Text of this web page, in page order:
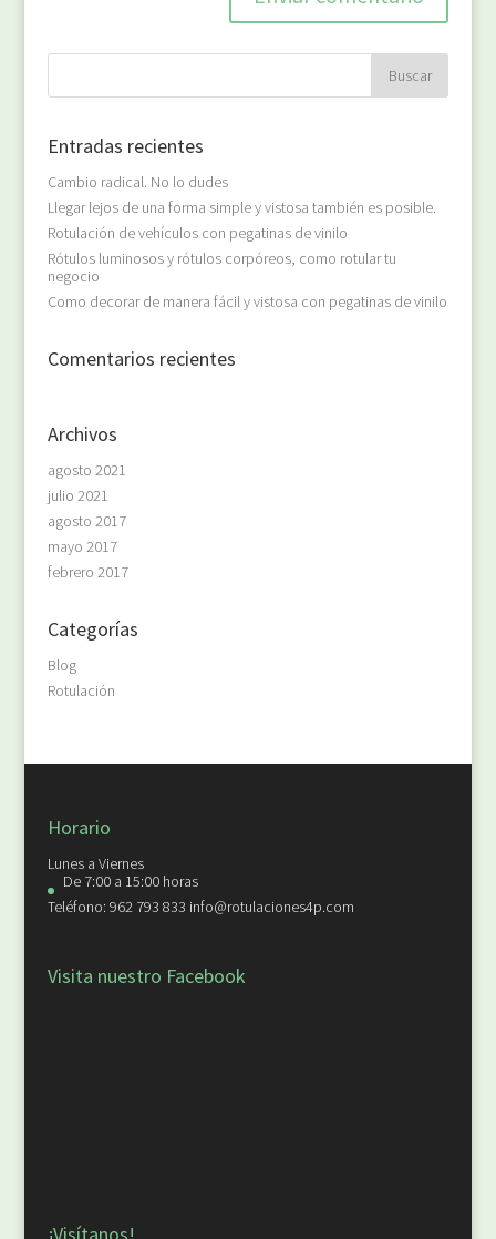
Entradas recientes
Cambio radical. No lo dudes
Llegar lejos de una forma simple y vistosa también es posible.
Rotulación de vehículos con pegatinas de vinilo
Rótulos luminosos y rótulos corpóreos, como rotular tu
negocio
Como decorar de manera fácil y vistosa con pegatinas de vinilo
Comentarios recientes
Archivos
agosto 2021
julio 2021
agosto 2017
mayo 2017
febrero 2017
Categorías
Blog
Rotulación
Horario
Lunes a Viernes
De 7:00 a 15:00 horas
Teléfono: 962 793 833 info@rotulaciones4p.com
Visita nuestro Facebook